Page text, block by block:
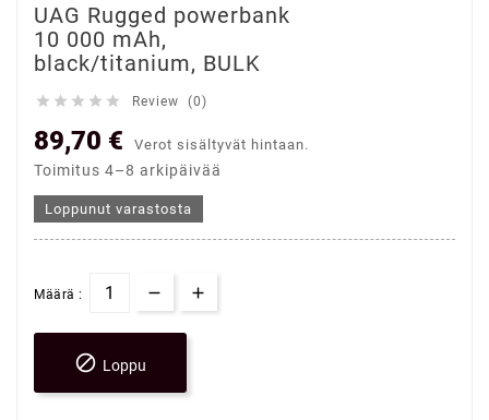
UAG Rugged powerbank
10 000 mAh,
black/titanium, BULK
     Review (0)
89,70 € Verot sisältyvät hintaan.
Toimitus 4–8 arkipäivää
Loppunut varastosta
Määrä :
 Loppu